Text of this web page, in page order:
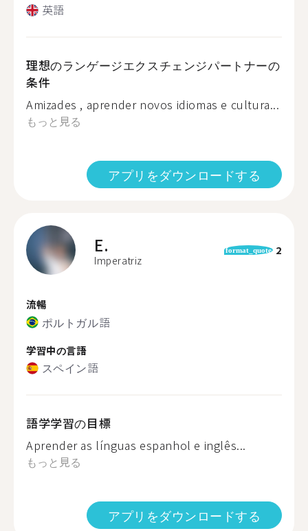
英語
理想のランゲージエクスチェンジパートナーの
条件
Amizades , aprender novos idiomas e cultura...
もっと見る
アプリをダウンロードする
E.
Imperatriz
format_quote 2
流暢
ポルトガル語
学習中の言語
スペイン語
語学学習の目標
Aprender as línguas espanhol e inglês...
もっと見る
アプリをダウンロードする